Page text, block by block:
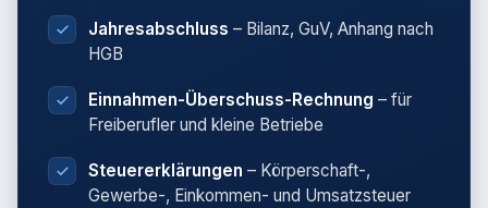
Jahresabschluss – Bilanz, GuV, Anhang nach
HGB
Einnahmen-Überschuss-Rechnung – für
Freiberufler und kleine Betriebe
Steuererklärungen – Körperschaft-,
Gewerbe-, Einkommen- und Umsatzsteuer